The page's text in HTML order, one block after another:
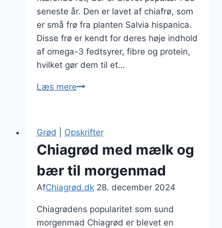
seneste år. Den er lavet af chiafrø, som
er små frø fra planten Salvia hispanica.
Disse frø er kendt for deres høje indhold
af omega-3 fedtsyrer, fibre og protein,
hvilket gør dem til et…
Læs mereChiagrød
mango
Grød Opskrifter
Chiagrød med mælk og
bær til morgenmad
AfChiagrød.dk 28. december 2024
Chiagrødens popularitet som sund
morgenmad Chiagrød er blevet en